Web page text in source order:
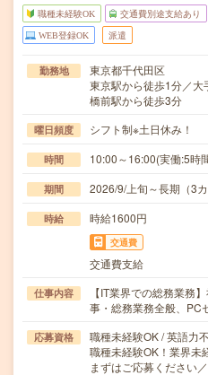
職種未経験OK 交通費別途支給あり
WEB登録OK 派遣
勤務地
東京都千代田区
東京駅から徒歩1分／
橋前駅から徒歩3分
曜日頻度 シフト制※土日休み！
時間 10:00～16:00(実働:5
期間 2026/9/上旬～長期（3
時給 時給1600円
交通費
交通費支給
仕事内容
【IT業界での総務業務
事・総務業務全般、
応募資格
職種未経験OK / 英語力
職種未経験OK！業界未
まずはご応募ください